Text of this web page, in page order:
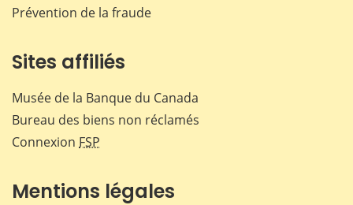
Prévention de la fraude
Sites affiliés
Musée de la Banque du Canada
Bureau des biens non réclamés
Connexion FSP
Mentions légales